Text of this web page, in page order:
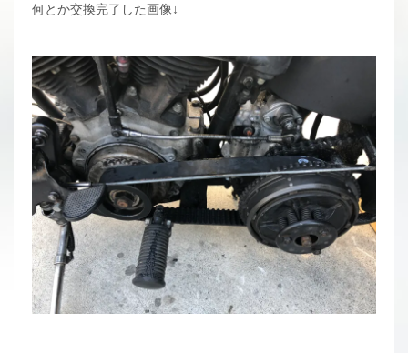
何とか交換完了した画像↓